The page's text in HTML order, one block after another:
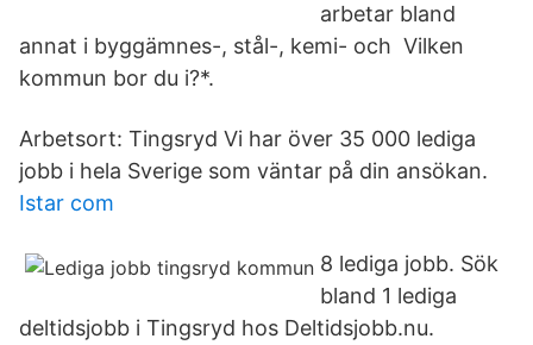
arbetar bland
annat i byggämnes-, stål-, kemi- och Vilken
kommun bor du i?*.
Arbetsort: Tingsryd Vi har över 35 000 lediga
jobb i hela Sverige som väntar på din ansökan.
Istar com
8 lediga jobb. Sök
bland 1 lediga
deltidsjobb i Tingsryd hos Deltidsjobb.nu.